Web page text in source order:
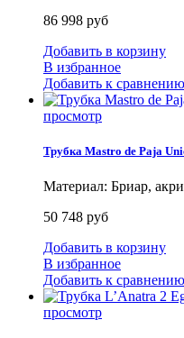
86 998 руб
Добавить в корзину
В избранное
Добавить к сравнению
просмотр
Трубка Mastro de Paja
Материал: Бриар,
50 748 руб
Добавить в корзину
В избранное
Добавить к сравнению
просмотр